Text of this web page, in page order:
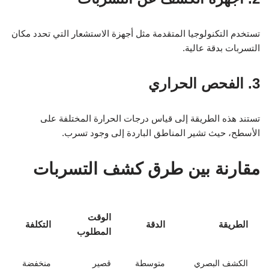
تستخدم التكنولوجيا المتقدمة مثل أجهزة الاستشعار التي تحدد مكان
التسربات بدقة عالية.
3. الفحص الحراري
تستند هذه الطريقة إلى قياس درجات الحرارة المختلفة على
الأسطح، حيث تشير المناطق الباردة إلى وجود تسرب.
مقارنة بين طرق كشف التسربات
الطريقة الدقة
الوقت
المطلوب
التكلفة
الكشف البصري متوسطة قصير منخفضة